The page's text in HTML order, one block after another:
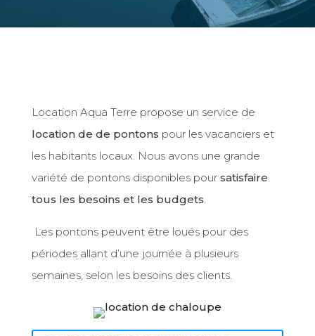
Location Aqua Terre propose un service de
location de de pontons pour les vacanciers et
les habitants locaux. Nous avons une grande
variété de pontons disponibles pour satisfaire
tous les besoins et les budgets
Les pontons peuvent être loués pour des
périodes allant d’une journée à plusieurs
semaines, selon les besoins des clients.